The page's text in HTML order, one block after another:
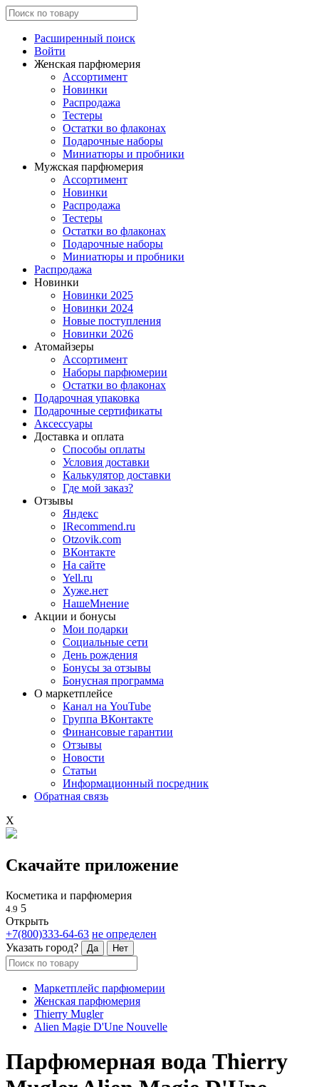
Расширенный поиск
Войти
Женская парфюмерия
Ассортимент
Новинки
Распродажа
Тестеры
Остатки во флаконах
Подарочные наборы
Миниатюры и пробники
Мужская парфюмерия
Ассортимент
Новинки
Распродажа
Тестеры
Остатки во флаконах
Подарочные наборы
Миниатюры и пробники
Распродажа
Новинки
Новинки 2025
Новинки 2024
Новые поступления
Новинки 2026
Атомайзеры
Ассортимент
Наборы парфюмерии
Остатки во флаконах
Подарочная упаковка
Подарочные сертификаты
Аксессуары
Доставка и оплата
Способы оплаты
Условия доставки
Калькулятор доставки
Где мой заказ?
Отзывы
Яндекс
IRecommend.ru
Otzovik.com
ВКонтакте
На сайте
Yell.ru
Хуже.нет
НашеМнение
Акции и бонусы
Мои подарки
Социальные сети
День рождения
Бонусы за отзывы
Бонусная программа
О маркетплейсе
Канал на YouTube
Группа ВКонтакте
Финансовые гарантии
Отзывы
Новости
Статьи
Информационный посредник
Обратная связь
X
Скачайте приложение
Косметика и парфюмерия
4.9 5
Открыть
+7(800)333-64-63 не определен
Указать город?
Да Нет
Маркетплейс парфюмерии
Женская парфюмерия
Thierry Mugler
Alien Magie D'Une Nouvelle
Парфюмерная вода Thierry